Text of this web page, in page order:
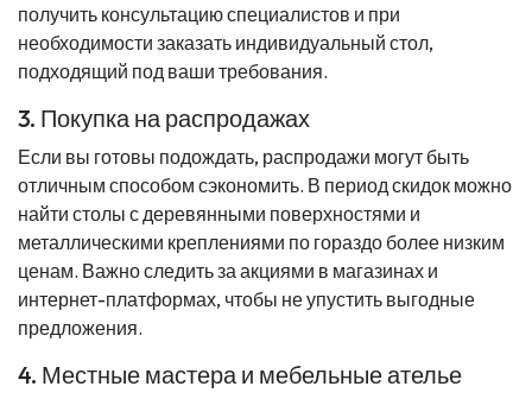
получить консультацию специалистов и при
необходимости заказать индивидуальный стол,
подходящий под ваши требования.
3. Покупка на распродажах
Если вы готовы подождать, распродажи могут быть
отличным способом сэкономить. В период скидок можно
найти столы с деревянными поверхностями и
металлическими креплениями по гораздо более низким
ценам. Важно следить за акциями в магазинах и
интернет-платформах, чтобы не упустить выгодные
предложения.
4. Местные мастера и мебельные ателье